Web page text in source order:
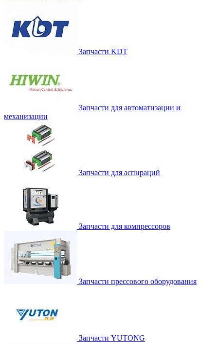
Запчасти KDT
Запчасти для автоматизации и
механизации
Запчасти для аспираций
Запчасти для компрессоров
Запчасти прессового оборудования
Запчасти YUTONG